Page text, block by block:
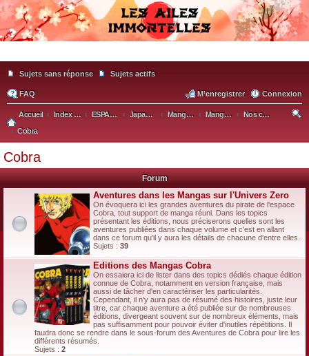
Sujets sans réponse Sujets actifs
FAQ Connexion
M’enregistrer
Accueil Index du forum ESPACE ASIATIQUE Japanimation, Mangas (et diverses BD d'Asie) Mangas & Animation japonaise Mangas / Séries classés
Nos coups de coeurs
Cobra
Cobra
Forum
Aventures dans les Mangas sur l'Univers Zero
On évoquera ici les grandes aventures du pirate de l'espace
Cobra, tout support de manga réuni. Dans les topics
présentant les éditions, nous préciserons quelles sont les
aventures publiées dans chaque volume et c'est en allant
dans ce forum qu'il y aura les détails de chacune d'entre elles.
Sujets : 39
Editions des Mangas Cobra
On essaiera ici de lister dans des topics dédiés chaque édition
connue de Cobra, notamment en version française, mais
aussi de tâcher d'en caractériser les particularités.
Cependant, il n'y aura pas de résumé des histoires, juste leur
titre, car chaque aventure a été publiée sur de nombreuses
éditions, divergeant souvent sur de nombreux éléments, mais
pas suffisamment pour pouvoir éviter d'inutiles répétitions. Il
faudra donc se rendre dans le sous-forum des Aventures de Cobra pour lire les
différents résumés.
Sujets : 2